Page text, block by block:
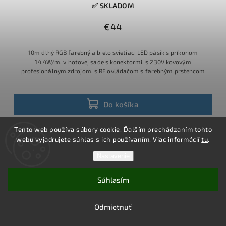
Tento web používa súbory cookie. Ďalším prechádzaním tohto
webu vyjadrujete súhlas s ich používaním. Viac informáciítu.
Odmietnuť
Súhlasím
✅ SKLADOM
€44
Do košíka
10m dlhý RGB farebný a bielo svietiaci LED pásik s príkonom
14.4W/m, v hotovej sade s konektormi, s 230V kovovým
profesionálnym zdrojom, s RF ovládačom s farebným prstencom